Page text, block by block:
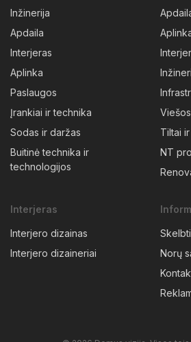
Inžinerija
Apdaila
Interjeras
Aplinka
Paslaugos
Įrankiai ir technika
Sodas ir daržas
Buitinė technika ir
technologijos
Tiltai
NT
Interjeras
Interjero dizainas
Interjero dizaineriai
Skelbti
Norų